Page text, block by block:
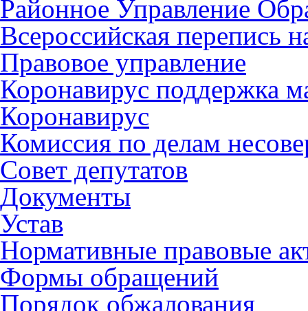
Районное Управление
Всероссийская перепись
Правовое управление
Коронавирус поддержка
Коронавирус
Комиссия по делам
Совет депутатов
Документы
Устав
Нормативные правовые
Формы обращений
Порядок обжалования